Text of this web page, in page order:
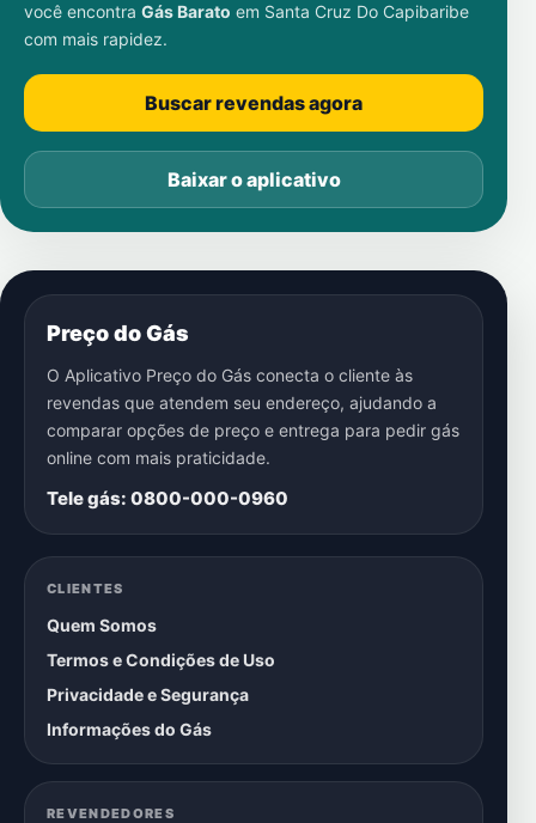
você encontra Gás Barato em Santa Cruz Do Capibaribe
com mais rapidez.
Buscar revendas agora
Baixar o aplicativo
Preço do Gás
O Aplicativo Preço do Gás conecta o cliente às
revendas que atendem seu endereço, ajudando a
comparar opções de preço e entrega para pedir gás
online com mais praticidade.
Tele gás: 0800-000-0960
CLIENTES
Quem Somos
Termos e Condições de Uso
Privacidade e Segurança
Informações do Gás
REVENDEDORES